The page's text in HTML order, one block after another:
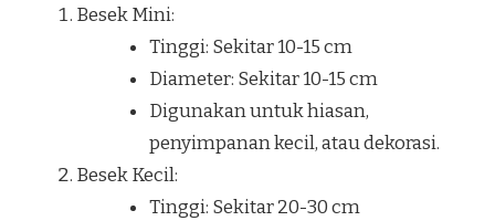
Besek Mini:
Tinggi: Sekitar 10-15 cm
Diameter: Sekitar 10-15 cm
Digunakan untuk hiasan,
penyimpanan kecil, atau dekorasi.
Besek Kecil:
Tinggi: Sekitar 20-30 cm